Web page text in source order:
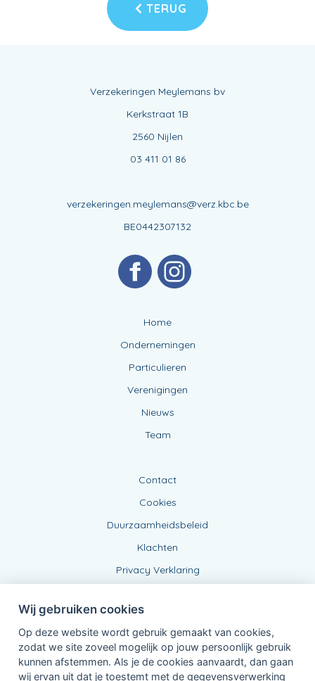
TERUG
Verzekeringen Meylemans bv
Kerkstraat 1B
2560 Nijlen
03 411 01 86
verzekeringen.meylemans@verz.kbc.be
BE0442307132
Home
Ondernemingen
Particulieren
Verenigingen
Nieuws
Team
Contact
Cookies
Duurzaamheidsbeleid
Klachten
Privacy Verklaring
Wij gebruiken cookies
Op deze website wordt gebruik gemaakt van cookies,
zodat we site zoveel mogelijk op jouw persoonlijk gebruik
kunnen afstemmen. Als je de cookies aanvaardt, dan gaan
wij ervan uit dat je toestemt met de gegevensverwerking